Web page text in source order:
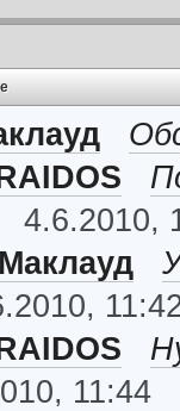
4.6.2010,
11:44